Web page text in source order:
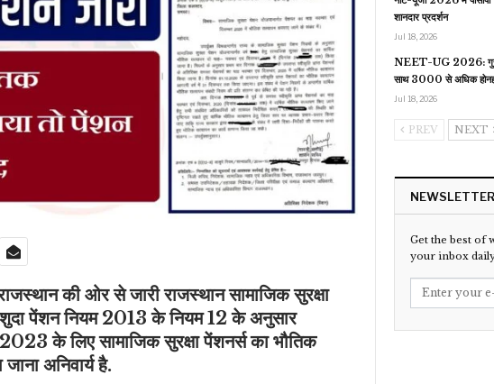
की ओर से जारी राजस्थान सामाजिक सुरक्षा
पेंशन नियम 2013 के नियम 12 के अनुसार
2023 के लिए सामाजिक सुरक्षा पेंशनर्स का भौतिक
अनिवार्य है.
शानदार प्रदर्शन
Jul 18, 2026
NEET-UG 2026:
साथ 3000 से अधिक
Jul 18, 2026
PREV NEXT
NEWSLETTER
Get the best of
your inbox